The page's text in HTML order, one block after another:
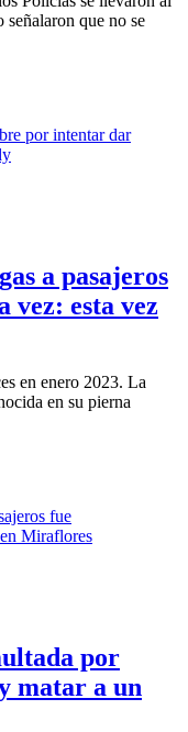
que no se
a pasajeros
vez: esta vez
en enero 2023. La
en su pierna
por
matar a un